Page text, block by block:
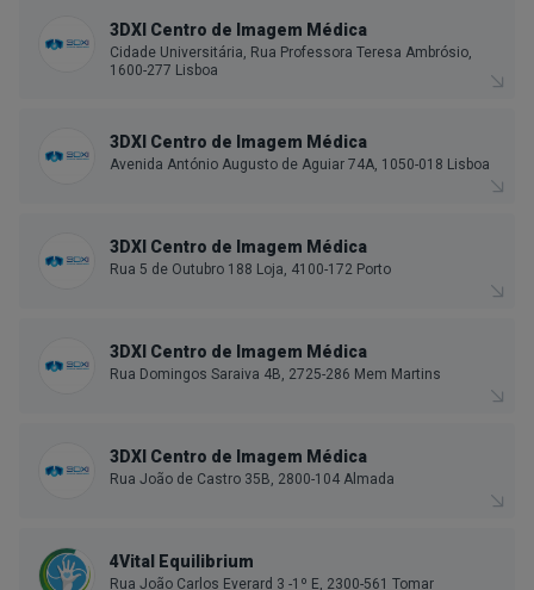
3DXI Centro de Imagem Médica
Cidade Universitária, Rua Professora Teresa Ambrósio,
1600-277 Lisboa
3DXI Centro de Imagem Médica
Avenida António Augusto de Aguiar 74A, 1050-018 Lisboa
3DXI Centro de Imagem Médica
Rua 5 de Outubro 188 Loja, 4100-172 Porto
3DXI Centro de Imagem Médica
Rua Domingos Saraiva 4B, 2725-286 Mem Martins
3DXI Centro de Imagem Médica
Rua João de Castro 35B, 2800-104 Almada
4Vital Equilibrium
Rua João Carlos Everard 3 -1º E, 2300-561 Tomar